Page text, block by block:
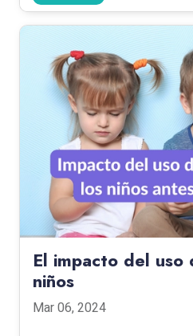
El impacto del uso
niños
Mar 06, 2024